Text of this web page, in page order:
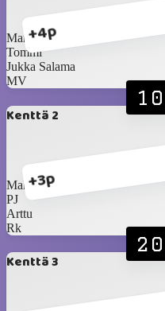
+4p
Marika
Tommi
Jukka Salama
MV
Kenttä 2
+3p
10
Make
PJ
Arttu
Rk
Kenttä 3
20